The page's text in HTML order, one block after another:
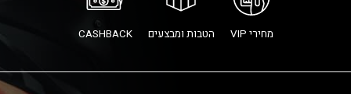
מחירי VIP הטבות ומבצעים CASHBACK